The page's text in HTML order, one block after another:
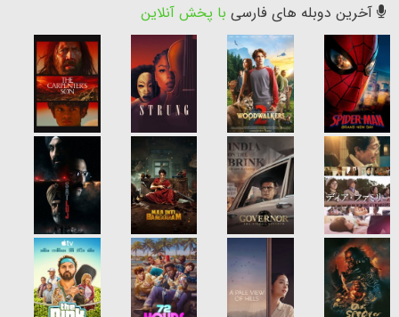
آخرین دوبله های فارسی با پخش آنلاین